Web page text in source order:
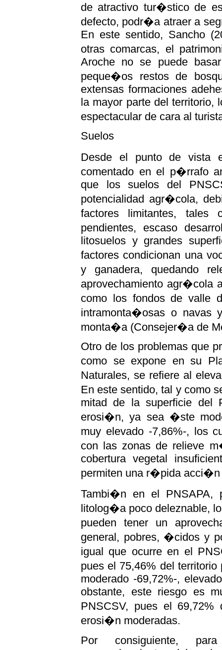
de atractivo tur�stico de
defecto, podr�a atraer a
En este sentido, Sancho
otras comarcas, el
Aroche no se puede
peque�os restos de
extensas formaciones
la mayor parte del territorio,
espectacular de cara al
Suelos
Desde el punto de vista
comentado en el p�rrafo
que los suelos del
potencialidad agr�cola,
factores limitantes, tales
pendientes, escaso
litosuelos y grandes
factores condicionan una
y ganadera, quedando
aprovechamiento agr�cola
como los fondos de valle
intramonta�osas o navas
monta�a (Consejer�a de
Otro de los problemas que
como se expone en su
Naturales, se refiere al
En este sentido, tal y como
mitad de la superficie del
erosi�n, ya sea �ste
muy elevado -7,86%-, los
con las zonas de relieve
cobertura vegetal
permiten una r�pida acci�n
Tambi�n en el PNSAPA,
litolog�a poco deleznable,
pueden tener un
general, pobres, �cidos y
igual que ocurre en el
pues el 75,46% del
moderado -69,72%-,
obstante, este riesgo es
PNSCSV, pues el
erosi�n moderadas.
Por consiguiente,